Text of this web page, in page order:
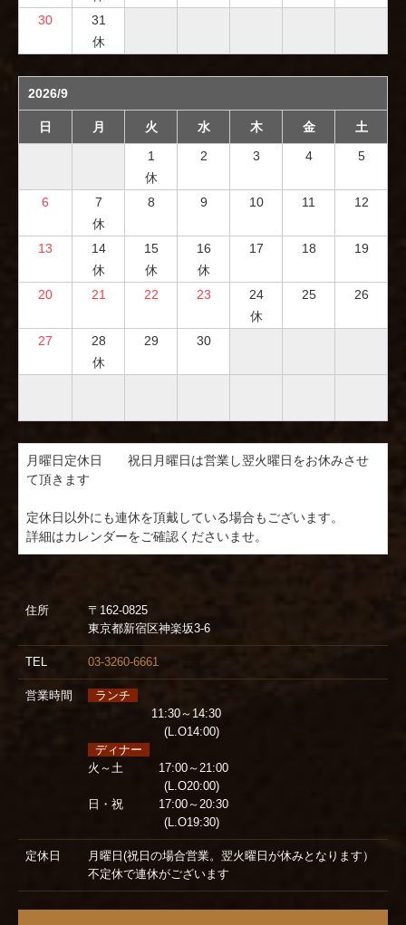
30
31
休
2026/9
日 月 火 水 木 金
土
1
休
2 3 4 5
6
7
休
8 9 10 11 12
13
14
休
15
休
16
休
17 18 19
20 21 22 23
24
休
25 26
27
28
休
29 30
月曜日定休日　　祝日月曜日は営業し翌火曜日をお休みさせ
て頂きます
定休日以外にも連休を頂戴している場合もございます。
住所
〒162-0825
東京都新宿区神楽坂3-6
TEL 03-3260-6661
営業時間
ランチ
11:30～14:30
(L.O14:00)
ディナー
火～土 17:00～21:00
(L.O20:00)
日・祝 17:00～20:30
(L.O19:30)
定休日
月曜日(祝日の場合営業。翌火曜日が休みとなります）
不定休で連休がございます